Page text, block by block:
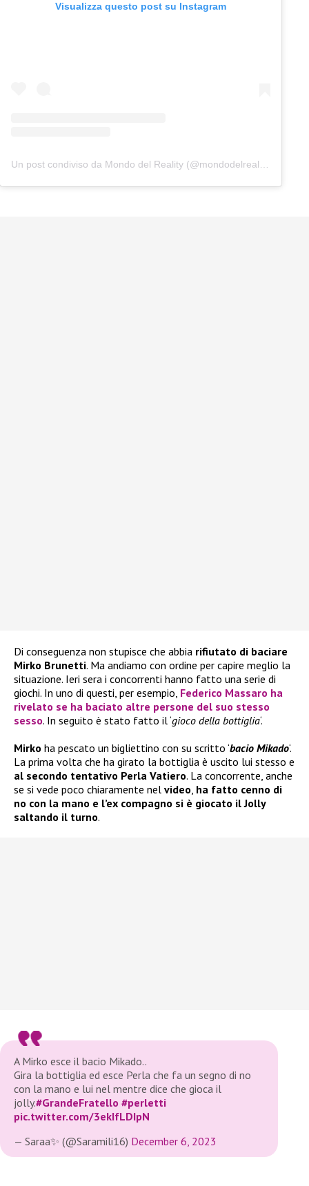
Visualizza questo post su Instagram
Di conseguenza non stupisce che abbia rifiutato di baciare
Mirko Brunetti. Ma andiamo con ordine per capire meglio la
situazione. Ieri sera i concorrenti hanno fatto una serie di
giochi. In uno di questi, per esempio, Federico Massaro ha
rivelato se ha baciato altre persone del suo stesso
sesso. In seguito è stato fatto il ‘gioco della bottiglia‘.
Mirko ha pescato un bigliettino con su scritto ‘bacio Mikado‘.
La prima volta che ha girato la bottiglia è uscito lui stesso e
al secondo tentativo Perla Vatiero. La concorrente, anche
se si vede poco chiaramente nel video ha fatto cenno di
no con la mano e l’ex compagno si è giocato il Jolly
saltando il turno.
A Mirko esce il bacio Mikado..
Gira la bottiglia ed esce Perla che fa un segno di no
con la mano e lui nel mentre dice che gioca il
jolly.#GrandeFratello #perletti
pic.twitter.com/3ekIfLDIpN
— Saraa✨ (@Saramili16) December 6, 2023